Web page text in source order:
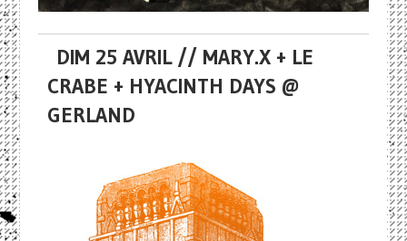
DIM 25 AVRIL // MARY.X + LE
CRABE + HYACINTH DAYS @
GERLAND